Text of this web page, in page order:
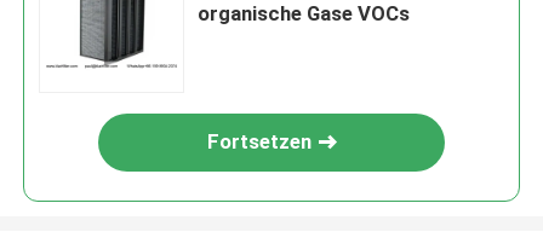
organische Gase VOCs
Fortsetzen